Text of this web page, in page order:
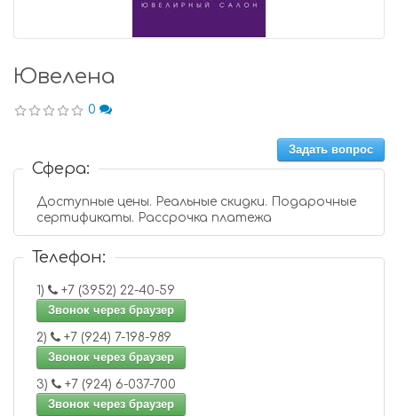
Ювелена
0
Задать вопрос
Сфера:
Доступные цены. Реальные скидки. Подарочные
сертификаты. Рассрочка платежа
Телефон:
1)
+7 (3952) 22-40-59
Звонок через браузер
2)
+7 (924) 7-198-989
Звонок через браузер
3)
+7 (924) 6-037-700
Звонок через браузер